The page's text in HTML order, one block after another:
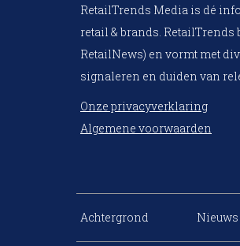
RetailTrends Media is dé
retail & brands.
RetailNews) en vormt met
signaleren en duiden van
Onze privacyverklaring
Algemene voorwaarden
Achtergrond Nieuws